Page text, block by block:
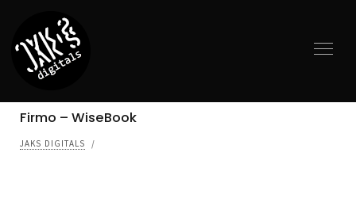
Firmo – WiseBook
JAKS DIGITALS /